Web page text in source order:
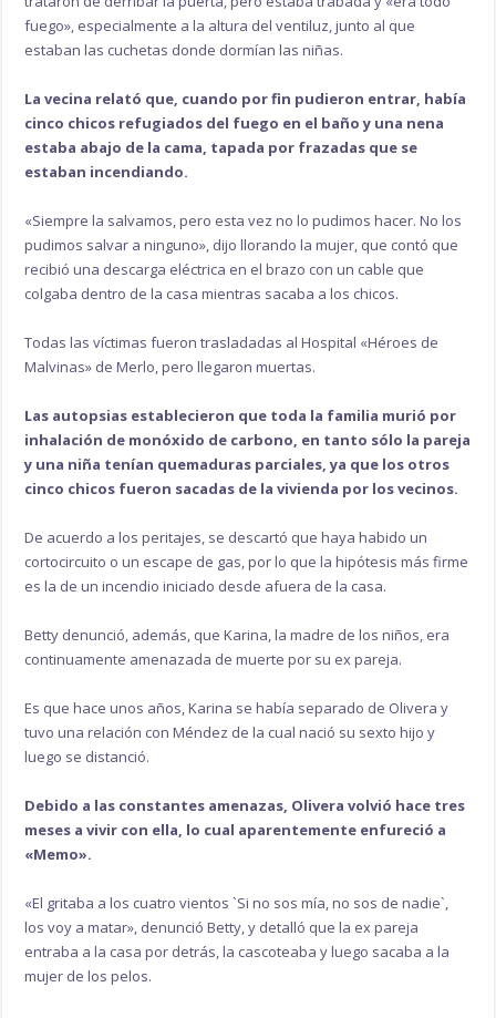
fuego», especialmente a la altura del ventiluz, junto al que
estaban las cuchetas donde dormían las niñas.
La vecina relató que, cuando por fin pudieron entrar, había
cinco chicos refugiados del fuego en el baño y una nena
estaba abajo de la cama, tapada por frazadas que se
estaban incendiando.
«Siempre la salvamos, pero esta vez no lo pudimos hacer. No los
pudimos salvar a ninguno», dijo llorando la mujer, que contó que
recibió una descarga eléctrica en el brazo con un cable que
colgaba dentro de la casa mientras sacaba a los chicos.
Todas las víctimas fueron trasladadas al Hospital «Héroes de
Malvinas» de Merlo, pero llegaron muertas.
Las autopsias establecieron que toda la familia murió por
inhalación de monóxido de carbono, en tanto sólo la pareja
y una niña tenían quemaduras parciales, ya que los otros
cinco chicos fueron sacadas de la vivienda por los vecinos.
De acuerdo a los peritajes, se descartó que haya habido un
cortocircuito o un escape de gas, por lo que la hipótesis más firme
es la de un incendio iniciado desde afuera de la casa.
Betty denunció, además, que Karina, la madre de los niños, era
continuamente amenazada de muerte por su ex pareja.
Es que hace unos años, Karina se había separado de Olivera y
tuvo una relación con Méndez de la cual nació su sexto hijo y
luego se distanció.
Debido a las constantes amenazas, Olivera volvió hace tres
meses a vivir con ella, lo cual aparentemente enfureció a
«Memo».
«El gritaba a los cuatro vientos `Si no sos mía, no sos de nadie`,
los voy a matar», denunció Betty, y detalló que la ex pareja
entraba a la casa por detrás, la cascoteaba y luego sacaba a la
mujer de los pelos.